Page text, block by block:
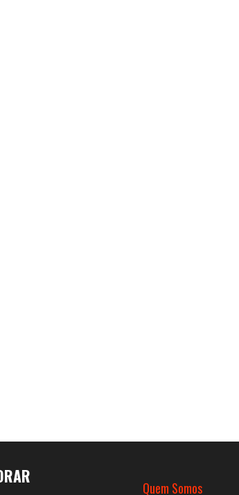
Quem Somos